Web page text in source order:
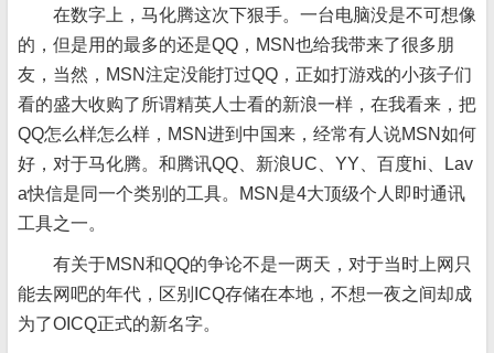
在数字上，马化腾这次下狠手。一台电脑没是不可想像
的，但是用的最多的还是QQ，MSN也给我带来了很多朋
友，当然，MSN注定没能打过QQ，正如打游戏的小孩子们
看的盛大收购了所谓精英人士看的新浪一样，在我看来，把
QQ怎么样怎么样，MSN进到中国来，经常有人说MSN如何
好，对于马化腾。和腾讯QQ、新浪UC、YY、百度hi、Lav
a快信是同一个类别的工具。MSN是4大顶级个人即时通讯
工具之一。
有关于MSN和QQ的争论不是一两天，对于当时上网只
能去网吧的年代，区别ICQ存储在本地，不想一夜之间却成
为了OICQ正式的新名字。